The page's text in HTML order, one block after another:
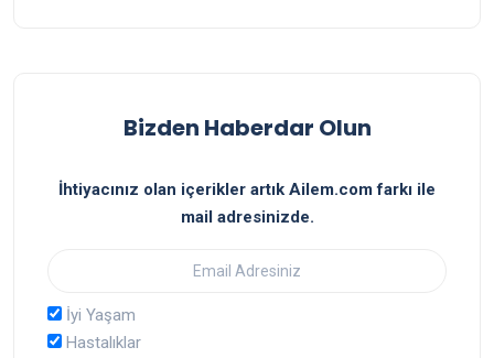
Bizden Haberdar Olun
İhtiyacınız olan içerikler artık Ailem.com farkı ile
mail adresinizde.
İyi Yaşam
Hastalıklar